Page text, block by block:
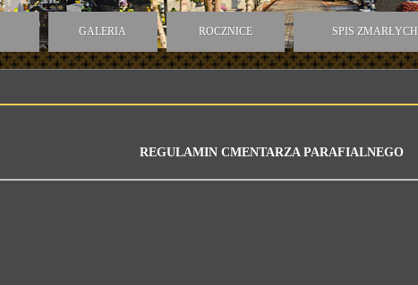
GALERIA ROCZNICE SPIS ZMARŁYCH
REGULAMIN CMENTARZA PARAFIALNEGO